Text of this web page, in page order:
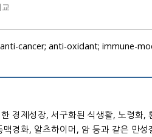
교
anti-cancer; anti-oxidant; immune-
경제성장, 서구화된 식생활, 노령화,
맥경화, 알츠하이머, 암 등과 같은 만